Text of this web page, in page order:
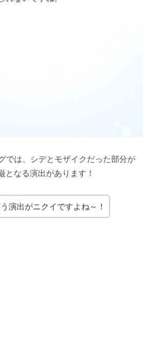
では、シデとモザイクだった部分が
となる演出があります！
演出がニクイですよね～！